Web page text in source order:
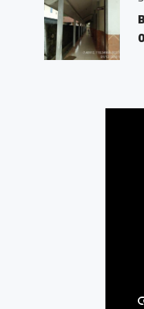
Beran Kanigoro
0.05 KM